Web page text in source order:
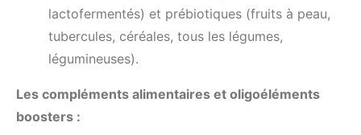
lactofermentés) et prébiotiques (fruits à peau,
tubercules, céréales, tous les légumes,
légumineuses).
Les compléments alimentaires et oligoéléments
boosters :